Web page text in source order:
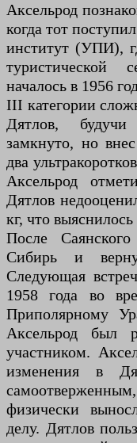
Аксельрод
когда тот
институт (УПИ),
туристической
началось в 1956
III категории
Дятлов, будучи
замкнуто, но
два
Аксельрод
Дятлов
кг, что
После
Сибирь и
Следующая
1958 года во
Приполярному
Аксельрод был
участником.
изменения в
физически
делу. Дятлов